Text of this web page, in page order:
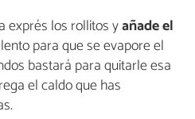
exprés los rollitos yañade el
para que se evapore el
bastará para quitarle esa
el caldo que has